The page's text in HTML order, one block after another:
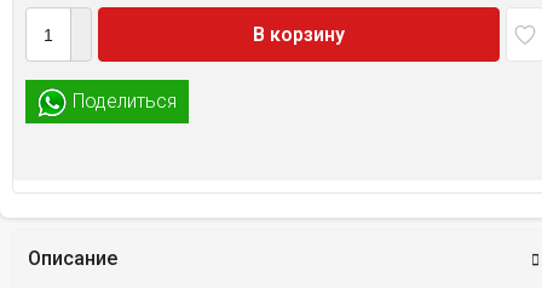
В корзину
Поделиться
Описание